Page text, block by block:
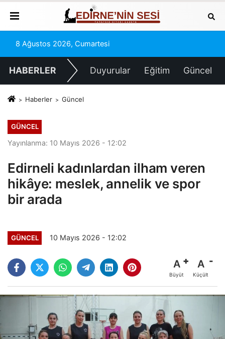
8 Ağustos 2026, Cumartesi
HABERLER Duyurular Eğitim Güncel
Haberler Güncel
GÜNCEL
Yayınlanma: 10 Mayıs 2026 - 12:02
Edirneli kadınlardan ilham veren
hikâye: meslek, annelik ve spor
bir arada
GÜNCEL 10 Mayıs 2026 - 12:02
A
Büyüt
A
Küçült